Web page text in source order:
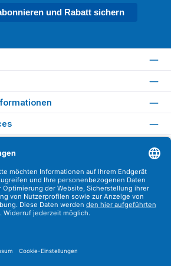
und Rabatt sichern